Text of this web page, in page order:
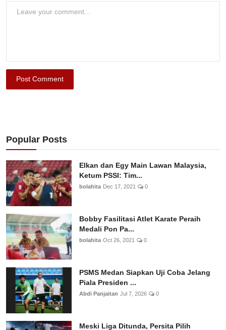
Post Comment
Popular Posts
Elkan dan Egy Main Lawan Malaysia,
Ketum PSSI: Tim...
bolahita Dec 17, 2021 0
Bobby Fasilitasi Atlet Karate Peraih
Medali Pon Pa...
bolahita Oct 26, 2021 0
PSMS Medan Siapkan Uji Coba Jelang
Piala Presiden ...
Abdi Panjaitan Jul 7, 2026 0
Meski Liga Ditunda, Persita Pilih